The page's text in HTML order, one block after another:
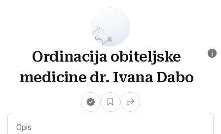
Ordinacija obiteljske
medicine dr. Ivana Dabo
Opis